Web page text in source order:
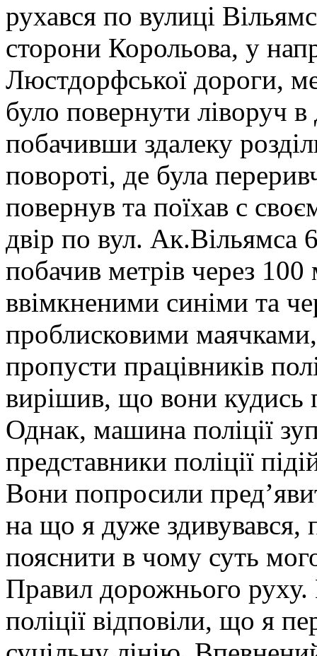
рухався по вулиці
сторони Корольова, у
Люстдорфської дороги,
було повернути ліворуч
побачивши здалеку
повороті, де була
повернув та поїхав с
двір по вул. Ак.Вільямса
побачив метрів через 100
ввімкненими синіми та
проблисковими
пропусти працівників
вирішив, що вони кудись
Однак, машина поліції
представники поліції
Вони попросили
на що я дуже здивувався,
пояснити в чому суть
Правил дорожнього руху.
поліції відповіли, що я